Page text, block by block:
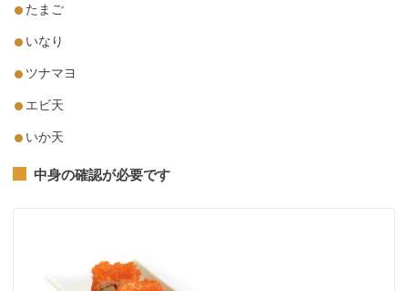
たまご
いなり
ツナマヨ
エビ天
いか天
中身の確認が必要です